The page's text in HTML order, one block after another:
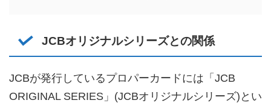
JCBオリジナルシリーズとの関係
JCBが発行しているプロパーカードには「JCB
ORIGINAL SERIES」(JCBオリジナルシリーズ)とい